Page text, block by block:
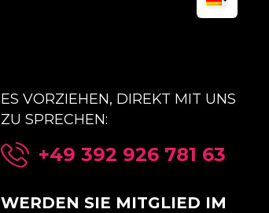
ES VORZIEHEN, DIREKT MIT UNS
ZU SPRECHEN:
+49 392 926 781 63
WERDEN SIE MITGLIED IM